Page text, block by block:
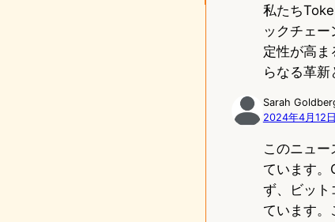
私たち
ックチェ
定性が高ま
らなる革新
Sarah
2024年4月12日
このニュ
ています
ず、ビット
ています。